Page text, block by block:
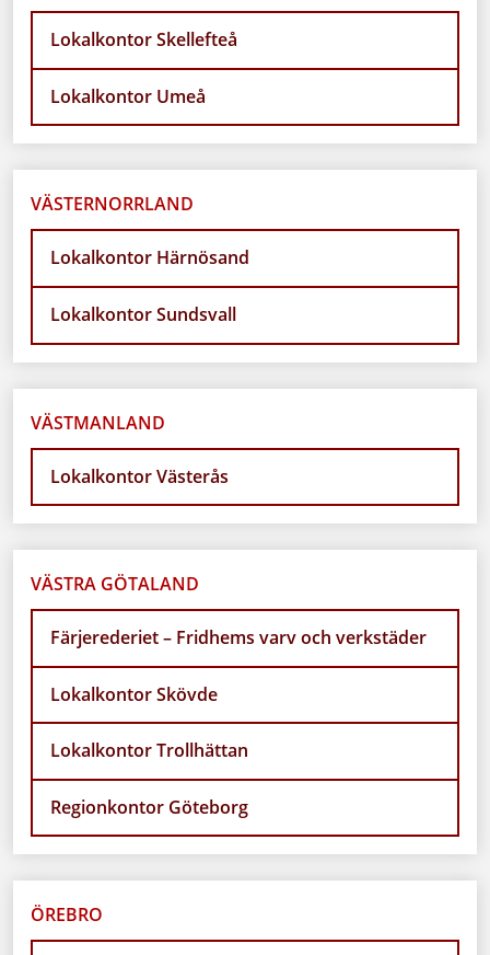
Lokalkontor Skellefteå
Lokalkontor Umeå
VÄSTERNORRLAND
Lokalkontor Härnösand
Lokalkontor Sundsvall
VÄSTMANLAND
Lokalkontor Västerås
VÄSTRA GÖTALAND
Färjerederiet – Fridhems varv och verkstäder
Lokalkontor Skövde
Lokalkontor Trollhättan
Regionkontor Göteborg
ÖREBRO